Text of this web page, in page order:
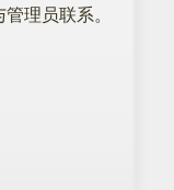
理员联系。